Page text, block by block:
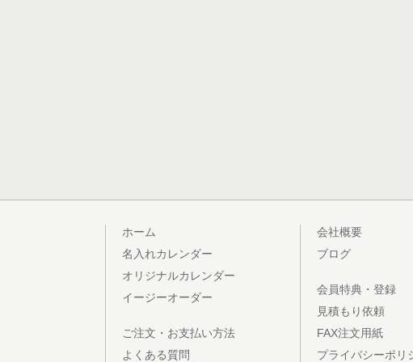
ホーム
名入れカレンダー
オリジナルカレンダー
イージーオーダー
ご注文・お支払い方法
よくある質問
会社概要
ブログ
会員特典・登録
見積もり依頼
FAX注文用紙
プライバシーポリ